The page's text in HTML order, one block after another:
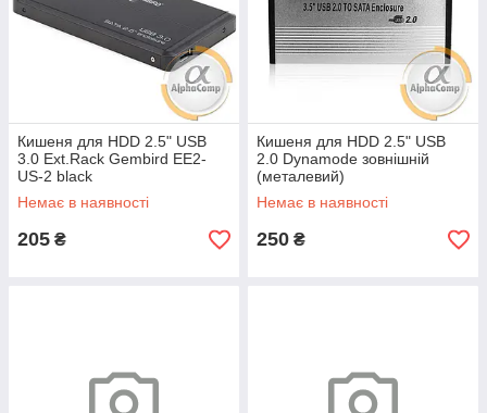
Кишеня для HDD 2.5" USB
3.0 Ext.Rack Gembird EE2-
US-2 black
Немає в наявності
205 ₴
Кишеня для HDD 2.5" USB
2.0 Dynamode зовнішній
(металевий)
Немає в наявності
250 ₴